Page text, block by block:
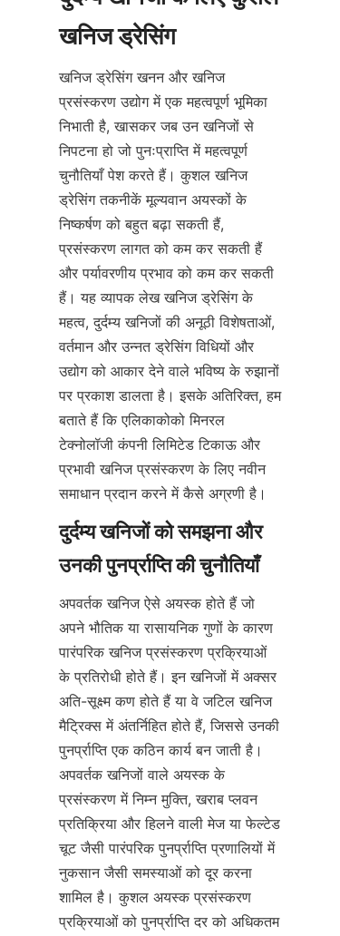
खनिज ड्रेसिंग खनन और खनिज
प्रसंस्करण उद्योग में एक महत्वपूर्ण भूमिका
निभाती है, खासकर जब उन खनिजों से
निपटना हो जो पुनःप्राप्ति में महत्वपूर्ण
चुनौतियाँ पेश करते हैं। कुशल खनिज
ड्रेसिंग तकनीकें मूल्यवान अयस्कों के
निष्कर्षण को बहुत बढ़ा सकती हैं,
प्रसंस्करण लागत को कम कर सकती हैं
और पर्यावरणीय प्रभाव को कम कर सकती
हैं। यह व्यापक लेख खनिज ड्रेसिंग के
महत्व, दुर्दम्य खनिजों की अनूठी विशेषताओं,
वर्तमान और उन्नत ड्रेसिंग विधियों और
उद्योग को आकार देने वाले भविष्य के रुझानों
पर प्रकाश डालता है। इसके अतिरिक्त, हम
बताते हैं कि एलिकाकोको मिनरल
टेक्नोलॉजी कंपनी लिमिटेड टिकाऊ और
प्रभावी खनिज प्रसंस्करण के लिए नवीन
समाधान प्रदान करने में कैसे अग्रणी है।
दुर्दम्य खनिजों को समझना और
अपवर्तक खनिज ऐसे अयस्क होते हैं जो
अपने भौतिक या रासायनिक गुणों के कारण
पारंपरिक खनिज प्रसंस्करण प्रक्रियाओं
के प्रतिरोधी होते हैं। इन खनिजों में अक्सर
अति-सूक्ष्म कण होते हैं या वे जटिल खनिज
मैट्रिक्स में अंतर्निहित होते हैं, जिससे उनकी
पुनर्प्राप्ति एक कठिन कार्य बन जाती है।
अपवर्तक खनिजों वाले अयस्क के
प्रसंस्करण में निम्न मुक्ति, खराब प्लवन
प्रतिक्रिया और हिलने वाली मेज या फेल्टेड
चूट जैसी पारंपरिक पुनर्प्राप्ति प्रणालियों में
नुकसान जैसी समस्याओं को दूर करना
शामिल है। कुशल अयस्क प्रसंस्करण
प्रक्रियाओं को पुनर्प्राप्ति दर को अधिकतम